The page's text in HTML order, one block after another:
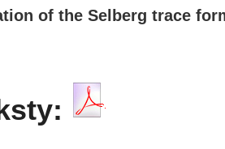
of the Selberg trace